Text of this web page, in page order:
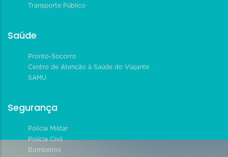
Transporte Público
Saúde
Pronto-Socorro
Centro de Atenção à Saúde do Viajante
SAMU
Segurança
Polícia Militar
Polícia Civil
Bombeiros